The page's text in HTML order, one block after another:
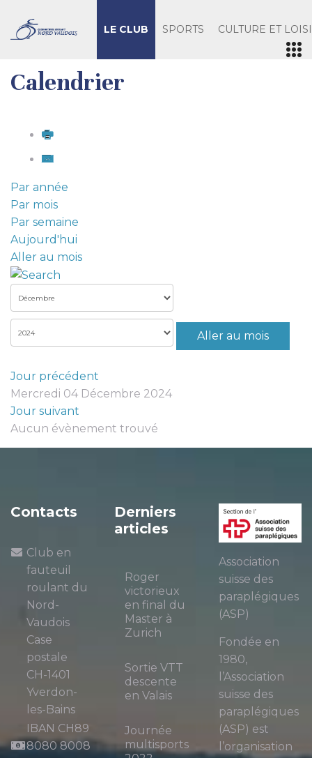
LE CLUB SPORTS CULTURE ET
Calendrier
Par année
Par mois
Par semaine
Aujourd'hui
Aller au mois
Aller au mois
Jour précédent
Mercredi 04 Décembre 2024
Jour suivant
Aucun évènement trouvé
Contacts
Club en
fauteuil
roulant du
Nord-
Vaudois
Case
postale
CH-1401
Yverdon-
les-Bains
IBAN CH89
8080 8008
Derniers
articles
Roger
victorieux
en final du
Master à
Zurich
Sortie VTT
descente
en Valais
Journée
multisports
Association
suisse des
paraplégiques
(ASP)
Fondée en
1980,
l’Association
suisse des
paraplégiques
(ASP) est
l’organisation